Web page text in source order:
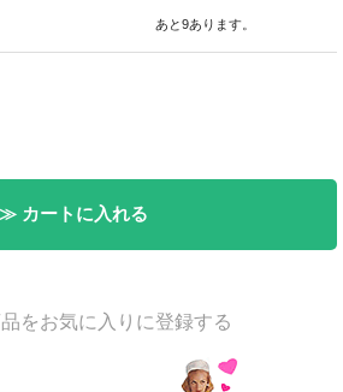
あと9あります。
≫ カートに入れる
をお気に入りに登録する